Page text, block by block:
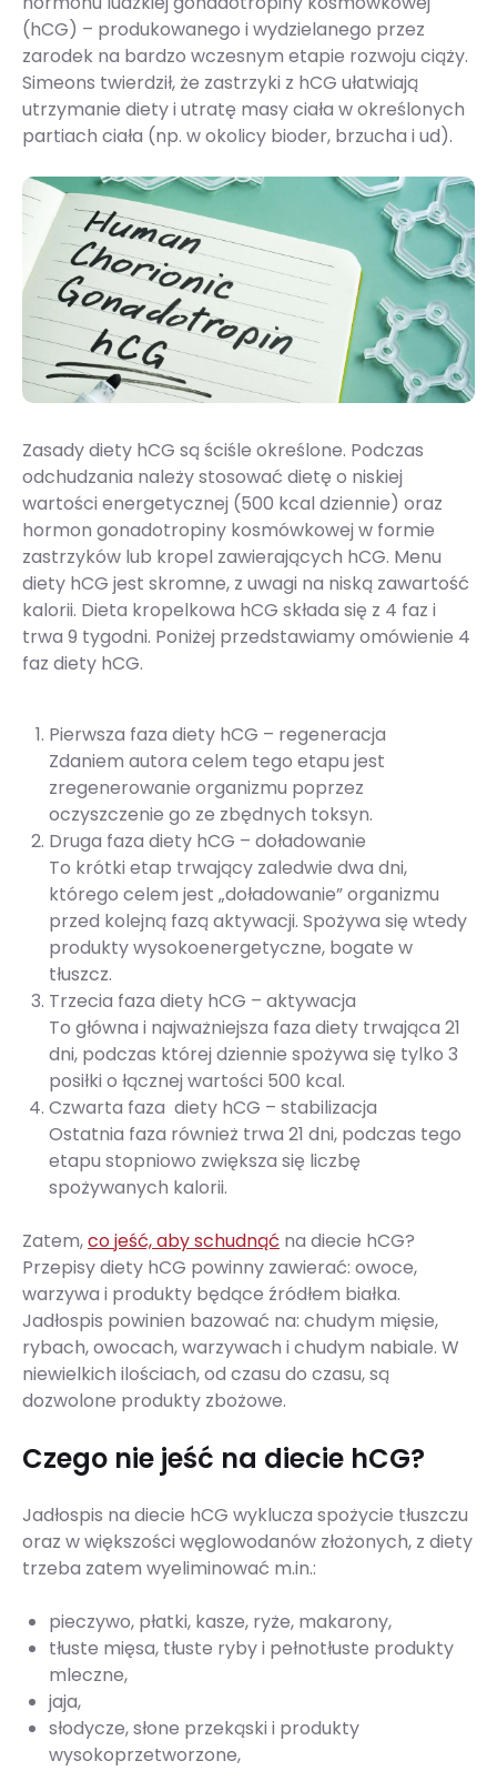
(hCG) – produkowanego i wydzielanego przez
zarodek na bardzo wczesnym etapie rozwoju ciąży.
Simeons twierdził, że zastrzyki z hCG ułatwiają
utrzymanie diety i utratę masy ciała w określonych
partiach ciała (np. w okolicy bioder, brzucha i ud).
Zasady diety hCG są ściśle określone. Podczas
odchudzania należy stosować dietę o niskiej
wartości energetycznej (500 kcal dziennie) oraz
hormon gonadotropiny kosmówkowej w formie
zastrzyków lub kropel zawierających hCG. Menu
diety hCG jest skromne, z uwagi na niską zawartość
kalorii. Dieta kropelkowa hCG składa się z 4 faz i
trwa 9 tygodni. Poniżej przedstawiamy omówienie 4
faz diety hCG.
Pierwsza faza diety hCG – regeneracja
Zdaniem autora celem tego etapu jest
zregenerowanie organizmu poprzez
oczyszczenie go ze zbędnych toksyn.
Druga faza diety hCG – doładowanie
To krótki etap trwający zaledwie dwa dni,
którego celem jest „doładowanie” organizmu
przed kolejną fazą aktywacji. Spożywa się wtedy
produkty wysokoenergetyczne, bogate w
tłuszcz.
Trzecia faza diety hCG – aktywacja
To główna i najważniejsza faza diety trwająca 21
dni, podczas której dziennie spożywa się tylko 3
posiłki o łącznej wartości 500 kcal.
Czwarta faza diety hCG – stabilizacja
Ostatnia faza również trwa 21 dni, podczas tego
etapu stopniowo zwiększa się liczbę
spożywanych kalorii.
Zatem,co jeść, aby schudnąć na diecie hCG?
Przepisy diety hCG powinny zawierać: owoce,
warzywa i produkty będące źródłem białka.
Jadłospis powinien bazować na: chudym mięsie,
rybach, owocach, warzywach i chudym nabiale. W
niewielkich ilościach, od czasu do czasu, są
dozwolone produkty zbożowe.
Czego nie jeść na diecie hCG?
Jadłospis na diecie hCG wyklucza spożycie tłuszczu
oraz w większości węglowodanów złożonych, z diety
trzeba zatem wyeliminować m.in.:
pieczywo, płatki, kasze, ryże, makarony,
tłuste mięsa, tłuste ryby i pełnotłuste produkty
mleczne,
jaja,
słodycze, słone przekąski i produkty
wysokoprzetworzone,